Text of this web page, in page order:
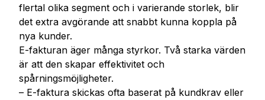
flertal olika segment och i varierande storlek, blir
det extra avgörande att snabbt kunna koppla på
nya kunder.
E-fakturan äger många styrkor. Två starka värden
är att den skapar effektivitet och
spårningsmöjligheter.
– E-faktura skickas ofta baserat på kundkrav eller